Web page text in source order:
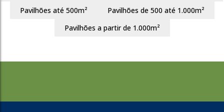
3480
Pavilhões até 500m²
Pavilhões de 500 até 1.000m²
Pavilhões a partir de 1.000m²